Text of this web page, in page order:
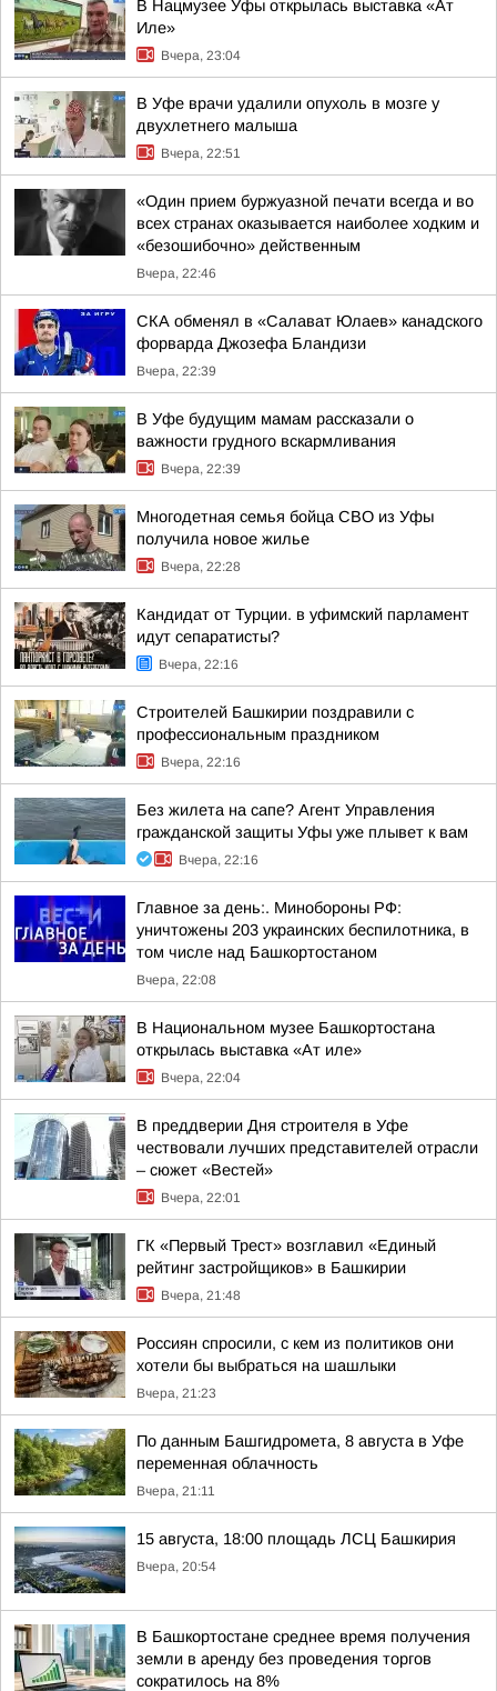
В Нацмузее Уфы открылась выставка «Ат
Иле»
Вчера, 23:04
В Уфе врачи удалили опухоль в мозге у
двухлетнего малыша
Вчера, 22:51
«Один прием буржуазной печати всегда и во
всех странах оказывается наиболее ходким и
«безошибочно» действенным
Вчера, 22:46
СКА обменял в «Салават Юлаев» канадского
форварда Джозефа Бландизи
Вчера, 22:39
В Уфе будущим мамам рассказали о
важности грудного вскармливания
Вчера, 22:39
Многодетная семья бойца СВО из Уфы
получила новое жилье
Вчера, 22:28
Кандидат от Турции. в уфимский парламент
идут сепаратисты?
Вчера, 22:16
Строителей Башкирии поздравили с
профессиональным праздником
Вчера, 22:16
Без жилета на сапе? Агент Управления
гражданской защиты Уфы уже плывет к вам
Вчера, 22:16
Главное за день:. Минобороны РФ:
уничтожены 203 украинских беспилотника, в
том числе над Башкортостаном
Вчера, 22:08
В Национальном музее Башкортостана
открылась выставка «Ат иле»
Вчера, 22:04
В преддверии Дня строителя в Уфе
чествовали лучших представителей отрасли
– сюжет «Вестей»
Вчера, 22:01
ГК «Первый Трест» возглавил «Единый
рейтинг застройщиков» в Башкирии
Вчера, 21:48
Россиян спросили, с кем из политиков они
хотели бы выбраться на шашлыки
Вчера, 21:23
По данным Башгидромета, 8 августа в Уфе
переменная облачность
Вчера, 21:11
15 августа, 18:00 площадь ЛСЦ Башкирия
Вчера, 20:54
В Башкортостане среднее время получения
земли в аренду без проведения торгов
сократилось на 8%